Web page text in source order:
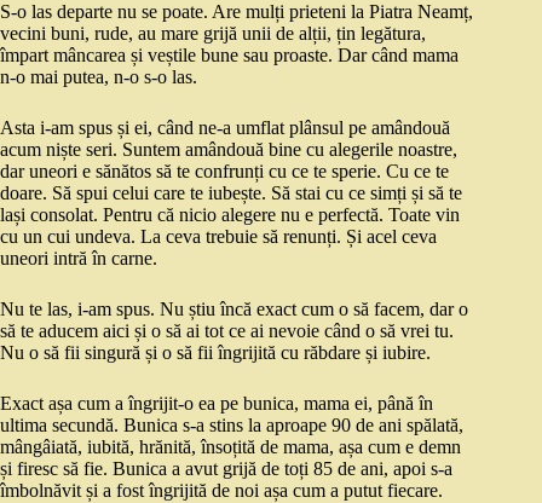
S-o las departe nu se poate. Are mulți prieteni la Piatra Neamț,
vecini buni, rude, au mare grijă unii de alții, țin legătura,
împart mâncarea și veștile bune sau proaste. Dar când mama
n-o mai putea, n-o s-o las.
Asta i-am spus și ei, când ne-a umflat plânsul pe amândouă
acum niște seri. Suntem amândouă bine cu alegerile noastre,
dar uneori e sănătos să te confrunți cu ce te sperie. Cu ce te
doare. Să spui celui care te iubește. Să stai cu ce simți și să te
lași consolat. Pentru că nicio alegere nu e perfectă. Toate vin
cu un cui undeva. La ceva trebuie să renunți. Și acel ceva
uneori intră în carne.
Nu te las, i-am spus. Nu știu încă exact cum o să facem, dar o
să te aducem aici și o să ai tot ce ai nevoie când o să vrei tu.
Nu o să fii singură și o să fii îngrijită cu răbdare și iubire.
Exact așa cum a îngrijit-o ea pe bunica, mama ei, până în
ultima secundă. Bunica s-a stins la aproape 90 de ani spălată,
mângâiată, iubită, hrănită, însoțită de mama, așa cum e demn
și firesc să fie. Bunica a avut grijă de toți 85 de ani, apoi s-a
îmbolnăvit și a fost îngrijită de noi așa cum a putut fiecare.